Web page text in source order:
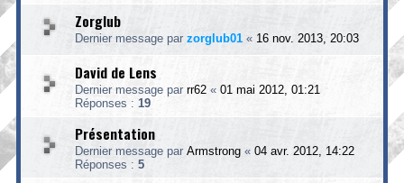
Zorglub
Dernier message par zorglub01 « 16 nov. 2013, 20:03
David de Lens
Dernier message par rr62 « 01 mai 2012, 01:21
Réponses : 19
Présentation
Dernier message par Armstrong « 04 avr. 2012, 14:22
Réponses : 5